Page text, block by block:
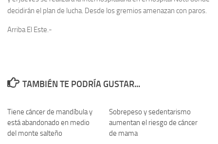
decidirán el plan de lucha. Desde los gremios amenazan con paros.
Arriba El Este.-
TAMBIÉN TE PODRÍA GUSTAR...
Tiene cáncer de mandíbula y
está abandonado en medio
del monte salteño
Sobrepeso y sedentarismo
aumentan el riesgo de cáncer
de mama